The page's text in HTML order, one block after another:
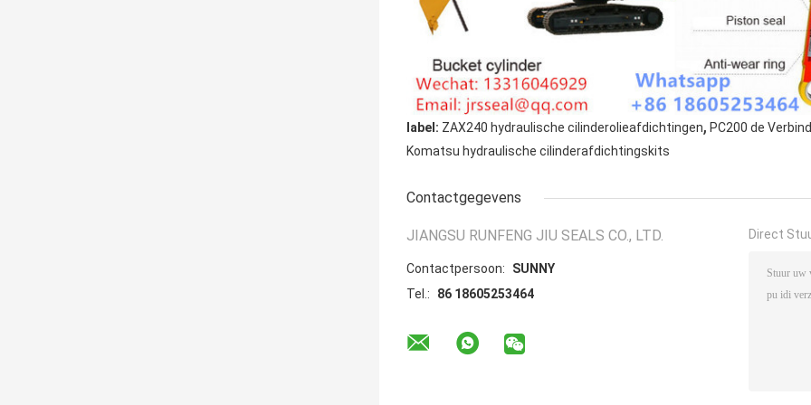
label: ZAX240 hydraulische cilinderolieafdichtingen, PC200 de
Komatsu hydraulische cilinderafdichtingskits
Contactgegevens
JIANGSU RUNFENG JIU SEALS CO., LTD.
Contactpersoon:
SUNNY
Tel.:
86 18605253464
Direct